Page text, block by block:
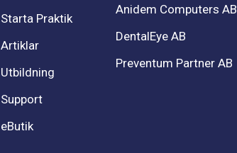
Starta Praktik
Artiklar
Utbildning
Support
eButik
Anidem Computers AB
DentalEye AB
Preventum Partner AB